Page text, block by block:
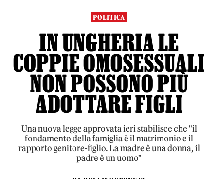
POLITICA
IN UNGHERIA LE
COPPIE OMOSESSUALI
NON POSSONO PIÙ
ADOTTARE FIGLI
Una nuova legge approvata ieri stabilisce che "il
fondamento della famiglia è il matrimonio e il
rapporto genitore-figlio. La madre è una donna, il
padre è un uomo"